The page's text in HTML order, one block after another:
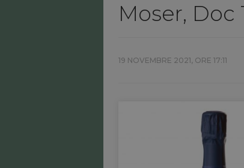
Moser,
19 NOVEMBRE 2021, ORE 17:11